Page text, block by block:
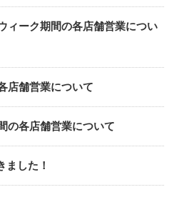
ィーク期間の各店舗営業につい
店舗営業について
の各店舗営業について
ました！